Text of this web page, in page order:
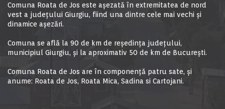
Comuna Roata de Jos este aşezată în extremitatea de nord
vest a judeţului Giurgiu, fiind una dintre cele mai vechi şi
dinamice aşezări.
Comuna se află la 90 de km de reşedinţa judeţului,
municipiul Giurgiu, şi la aproximativ 50 de km de Bucureşti.
Comuna Roata de Jos are în componență patru sate, și
anume: Roata de Jos, Roata Mica, Sadina si Cartojani.